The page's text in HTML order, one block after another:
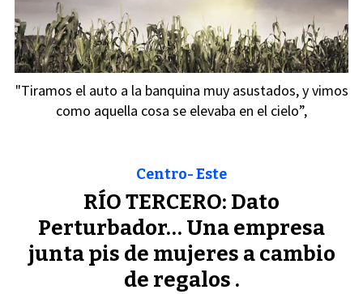
"Tiramos el auto a la banquina muy asustados, y vimos
como aquella cosa se elevaba en el cielo”,
RÍO TERCERO: Dato
Perturbador… Una empresa
junta pis de mujeres a cambio
de regalos .
Centro- Este